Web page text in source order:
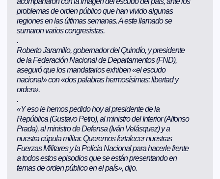
problemas de orden público que han vivido algunas
regiones en las últimas semanas. A este llamado se
sumaron varios congresistas.
.
Roberto Jaramillo, gobernador del Quindío, y presidente
de la Federación Nacional de Departamentos (FND),
aseguró que los mandatarios exhiben «el escudo
nacional» con «dos palabras hermosísimas: libertad y
orden».
.
«Y eso le hemos pedido hoy al presidente de la
República (Gustavo Petro), al ministro del Interior (Alfonso
Prada), al ministro de Defensa (Iván Velásquez) y a
nuestra cúpula militar. Queremos fortalecer nuestras
Fuerzas Militares y la Policía Nacional para hacerle frente
a todos estos episodios que se están presentando en
temas de orden público en el país», dijo.